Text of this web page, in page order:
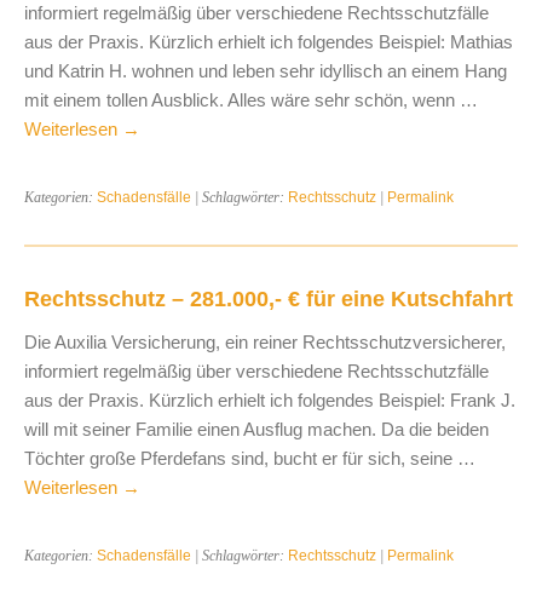
informiert regelmäßig über verschiedene Rechtsschutzfälle
aus der Praxis. Kürzlich erhielt ich folgendes Beispiel: Mathias
und Katrin H. wohnen und leben sehr idyllisch an einem Hang
mit einem tollen Ausblick. Alles wäre sehr schön, wenn …
Weiterlesen →
Kategorien: Schadensfälle | Schlagwörter: Rechtsschutz | Permalink
Rechtsschutz – 281.000,- € für eine Kutschfahrt
Die Auxilia Versicherung, ein reiner Rechtsschutzversicherer,
informiert regelmäßig über verschiedene Rechtsschutzfälle
aus der Praxis. Kürzlich erhielt ich folgendes Beispiel: Frank J.
will mit seiner Familie einen Ausflug machen. Da die beiden
Töchter große Pferdefans sind, bucht er für sich, seine …
Weiterlesen →
Kategorien: Schadensfälle | Schlagwörter: Rechtsschutz | Permalink